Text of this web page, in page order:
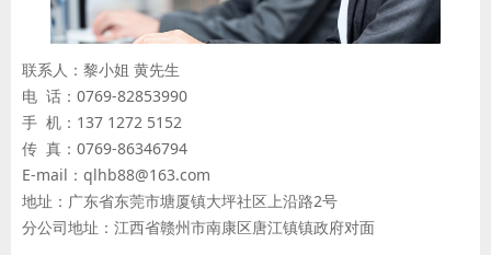
联系人：黎小姐 黄先生
电 话：0769-82853990
手 机：137 1272 5152
传 真：0769-86346794
E-mail：qlhb88@163.com
地址：广东省东莞市塘厦镇大坪社区上沿路2号
分公司地址：江西省赣州市南康区唐江镇镇政府对面